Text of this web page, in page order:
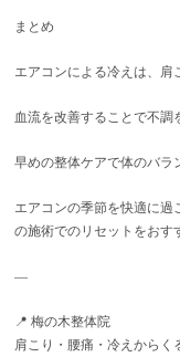
まとめ
エアコンによる冷えは、肩
血流を改善することで不調
早めの整体ケアで体のバラ
エアコンの季節を快適に過
の施術でのリセットをおす
—
📍 梅の木整体院
肩こり・腰痛・冷えからく